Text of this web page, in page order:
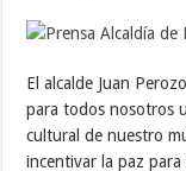
El alcalde Juan
para todos nosotros
cultural de nuestro
incentivar la paz para